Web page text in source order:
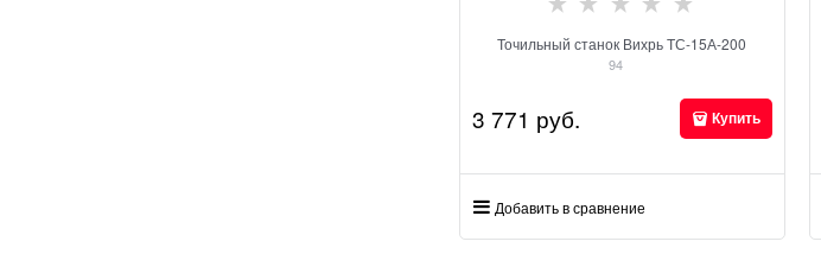
Точильный станок Вихрь ТС-15А-200
94
3 771 руб. Купить
Добавить в сравнение